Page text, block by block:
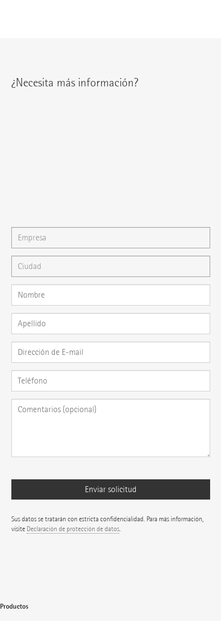
¿Necesita más información?
Sus datos se tratarán con estricta confidencialidad. Para más información,
visite Declaración de protección de datos.
Productos